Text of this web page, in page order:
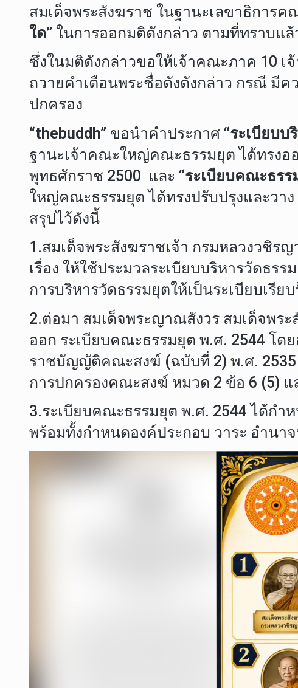
สมเด็จพระสังฆราช ในฐานะเลขาธิการค
ใด” ในการออกมติดังกล่าว ตามที่ทราบแ
ซึ่งในมติดังกล่าวขอให้เจ้าคณะภาค 10
ถวายคำเตือนพระชื่อดังดังกล่าว กรณี มี
ปกครอง
“thebuddh” ขอนำคำประกาศ “ระเบียบ
ฐานะเจ้าคณะใหญ่คณะธรรมยุต ได้ทรงอ
พุทธศักราช 2500 และ “ระเบียบคณะธรร
ใหญ่คณะธรรมยุต ได้ทรงปรับปรุงและวาง
สรุปไว้ดังนี้
1.สมเด็จพระสังฆราชเจ้า กรมหลวงวชิ
เรื่อง ให้ใช้ประมวลระเบียบบริหารวัดธร
การบริหารวัดธรรมยุตให้เป็นระเบียบเรียบ
2.ต่อมา สมเด็จพระญาณสังวร สมเด็จพร
ออก ระเบียบคณะธรรมยุต พ.ศ. 2544 โ
ราชบัญญัติคณะสงฆ์ (ฉบับที่ 2) พ.ศ. 2535
การปกครองคณะสงฆ์ หมวด 2 ข้อ 6 (5)
3.ระเบียบคณะธรรมยุต พ.ศ. 2544 ได้ก
พร้อมทั้งกำหนดองค์ประกอบ วาระ อำน